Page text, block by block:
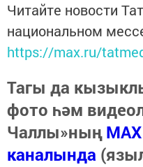
Читайте новости
национальном
https://max.ru/
Тагы да
фото һәм
Чаллы»ныңMAX
каналында